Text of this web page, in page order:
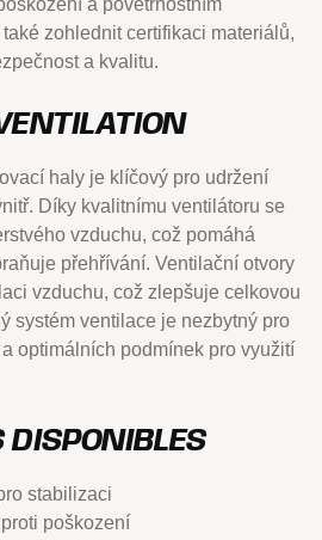
a povětrnostním
zohlednit certifikaci materiálů,
a kvalitu.
haly je klíčový pro udržení
Díky kvalitnímu ventilátoru se
vzduchu, což pomáhá
přehřívání. Ventilační otvory
vzduchu, což zlepšuje celkovou
systém ventilace je nezbytný pro
optimálních podmínek pro využití
DISPONIBLES
stabilizaci
poškození